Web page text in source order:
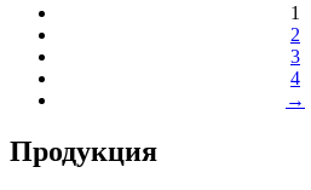
1
2
3
4
→
Продукция